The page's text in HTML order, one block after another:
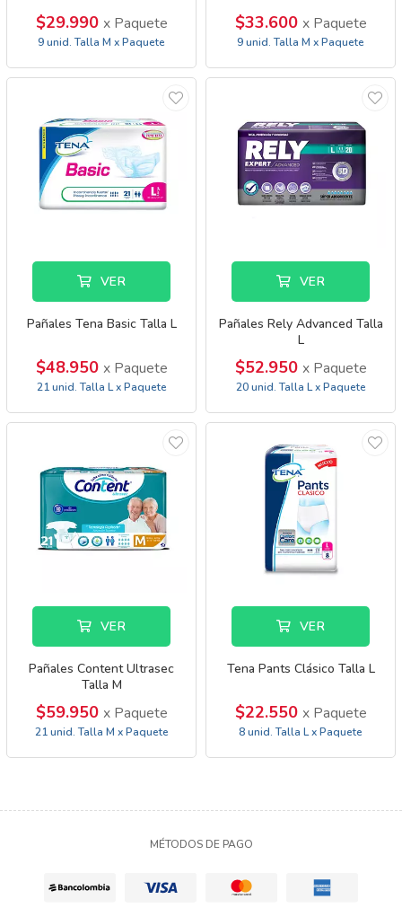
$29.990 x Paquete
9 unid. Talla M x Paquete
$33.600 x Paquete
9 unid. Talla M x Paquete
VER
Pañales Tena Basic Talla L
$48.950 x Paquete
21 unid. Talla L x Paquete
VER
Pañales Rely Advanced Talla
L
$52.950 x Paquete
20 unid. Talla L x Paquete
VER
Pañales Content Ultrasec
Talla M
$59.950 x Paquete
21 unid. Talla M x Paquete
VER
Tena Pants Clásico Talla L
$22.550 x Paquete
8 unid. Talla L x Paquete
MÉTODOS DE PAGO